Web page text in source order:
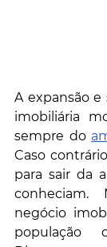
A expansão e
imobiliária
sempre do
Caso
para sair da
conheciam.
negócio
população